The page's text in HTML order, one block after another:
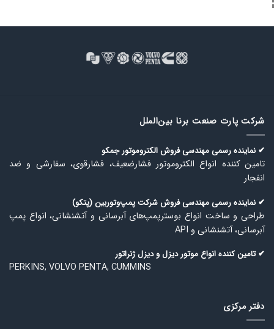
شرکت پارت صنعت برنا بین‌الملل
✔ نماینده رسمی مهندسی فروش الكتروموتور جمكو
تامین كننده انواع الكتروموتور فشارضعیف، فشارقوی، سفارشی و ضد
انفجار
✔ نماینده رسمی مهندسی فروش شركت پمپ‌وتوربین (پتكو)
طراحی و ساخت انواع بوسترپمپ‌های آبرسانی و آتشنشانی، انواع پمپ
آبرسانی، آتشنشانی و API
✔ تامین كننده انواع موتور دیزل و دیزل ژنراتور
PERKINS, VOLVO PENTA, CUMMINS
دفتر مرکزی